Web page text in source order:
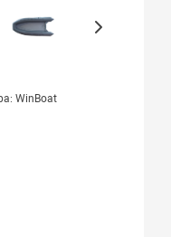
WinBoat